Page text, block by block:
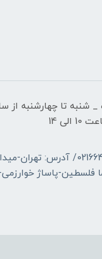
02166454771-۰۹۰۳۹۲۴۲۲۱۱/ آدرس: تهران-
پاساژ